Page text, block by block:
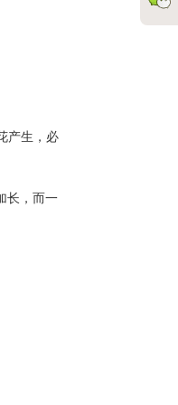
产生，必
长，而一